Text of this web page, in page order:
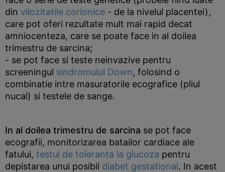
din vilozitatile corionice - de la nivelul placentei),
care pot oferi rezultate mult mai rapid decat
amniocenteza, care se poate face in al doilea
trimestru de sarcina;
- se pot face si teste neinvazive pentru
screeningul sindromului Down, folosind o
combinatie intre masuratorile ecografice (pliul
nucal) si testele de sange.
In al doilea trimestru de sarcina se pot face
ecografii, monitorizarea batailor cardiace ale
fatului, testul de toleranta la glucoza pentru
depistarea unui posibil diabet gestational. In acest